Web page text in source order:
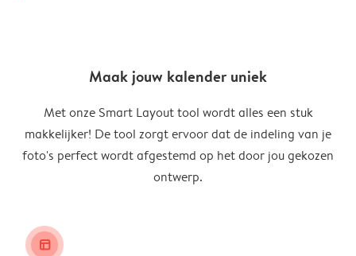
Maak jouw kalender uniek
Met onze Smart Layout tool wordt alles een stuk
makkelijker! De tool zorgt ervoor dat de indeling van je
foto's perfect wordt afgestemd op het door jou gekozen
ontwerp.
layout_alt